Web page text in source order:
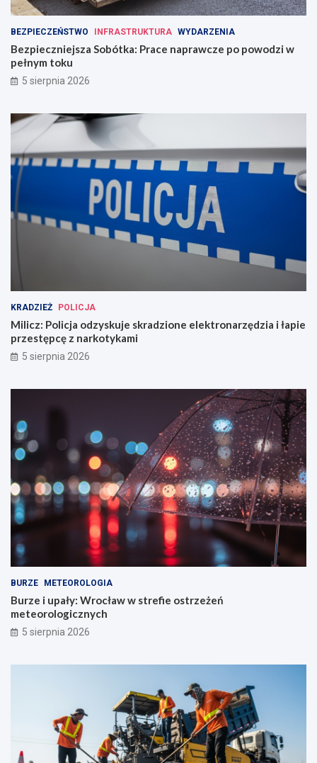
BEZPIECZEŃSTWO INFRASTRUKTURA WYDARZENIA
Bezpieczniejsza Sobótka: Prace naprawcze po powodzi w
pełnym toku
5 sierpnia 2026
KRADZIEŻ POLICJA
Milicz: Policja odzyskuje skradzione elektronarzędzia i łapie
przestępcę z narkotykami
5 sierpnia 2026
BURZE METEOROLOGIA
Burze i upały: Wrocław w strefie ostrzeżeń
meteorologicznych
5 sierpnia 2026